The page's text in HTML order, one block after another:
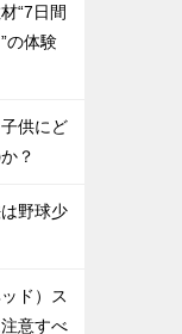
“7日間
の体験
供にど
？
野球少
ド）ス
意すべ